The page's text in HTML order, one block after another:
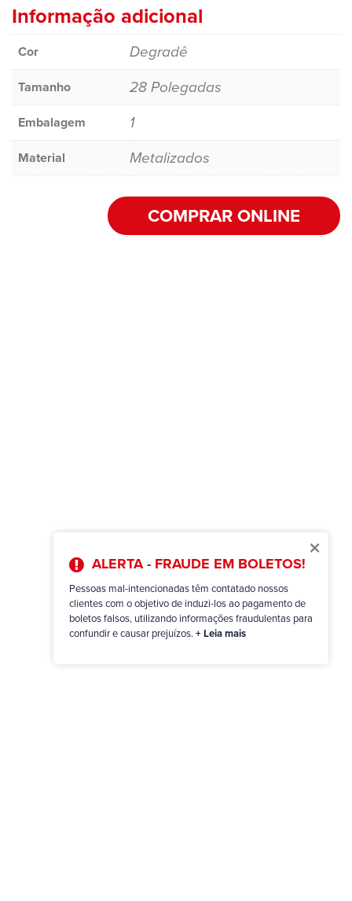
×
ALERTA - FRAUDE EM BOLETOS!
Pessoas mal-intencionadas têm contatado nossos
clientes com o objetivo de induzi-los ao pagamento de
boletos falsos, utilizando informações fraudulentas para
confundir e causar prejuízos. + Leia mais
Informação adicional
Cor Degradê
Tamanho 28 Polegadas
Embalagem 1
Material Metalizados
COMPRAR ONLINE